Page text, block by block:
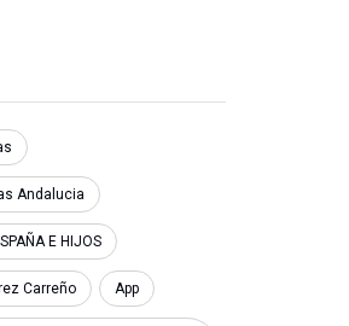
Andalucia
E HIJOS
Carreño App